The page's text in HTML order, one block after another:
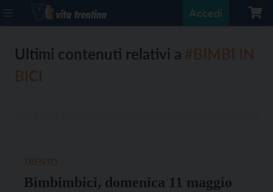
Accedi
Ultimi contenuti relativi a
Bimbimbici, domenica 11 maggio